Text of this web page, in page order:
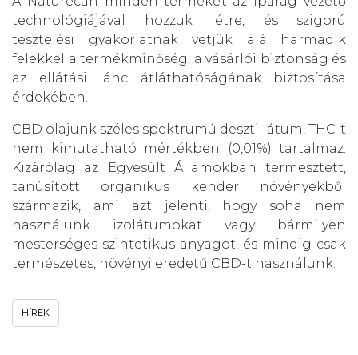
technológiájával hozzuk létre, és szigorú
tesztelési gyakorlatnak vetjük alá harmadik
felekkel a termékminőség, a vásárlói biztonság és
az ellátási lánc átláthatóságának biztosítása
érdekében.
CBD olajunk széles spektrumú desztillátum, THC-t
nem kimutatható mértékben (0,01%) tartalmaz.
Kizárólag az Egyesült Államokban termesztett,
tanúsított organikus kender növényekből
származik, ami azt jelenti, hogy soha nem
használunk izolátumokat vagy bármilyen
mesterséges szintetikus anyagot, és mindig csak
természetes, növényi eredetű CBD-t használunk.
HÍREK